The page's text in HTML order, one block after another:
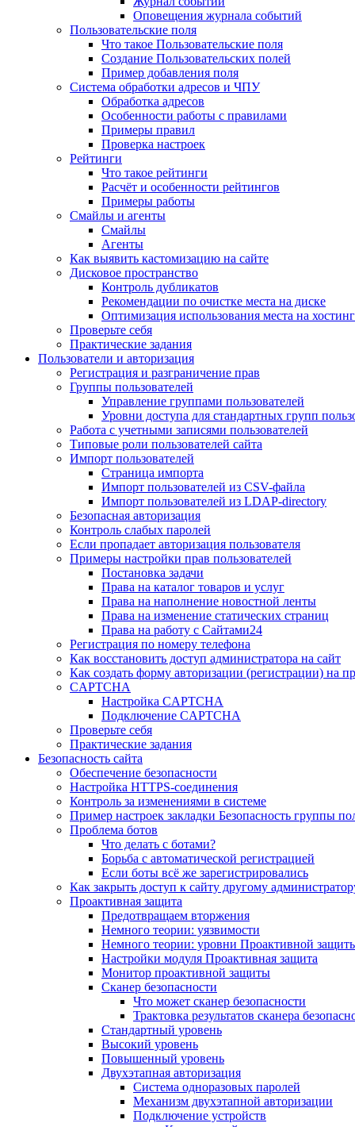
Оповещения журнала событий
Пользовательские поля
Что такое Пользовательские поля
Создание Пользовательских полей
Пример добавления поля
Система обработки адресов и ЧПУ
Обработка адресов
Особенности работы с правилами
Примеры правил
Проверка настроек
Рейтинги
Что такое рейтинги
Расчёт и особенности рейтингов
Примеры работы
Смайлы и агенты
Смайлы
Агенты
Как выявить кастомизацию на сайте
Дисковое пространство
Контроль дубликатов
Рекомендации по очистке места на диске
Оптимизация использования места на
Проверьте себя
Практические задания
Пользователи и авторизация
Регистрация и разграничение прав
Группы пользователей
Управление группами пользователей
Уровни доступа для стандартных групп
Работа с учетными записями пользователей
Типовые роли пользователей сайта
Импорт пользователей
Страница импорта
Импорт пользователей из CSV-файла
Импорт пользователей из LDAP-directory
Безопасная авторизация
Контроль слабых паролей
Если пропадает авторизация пользователя
Примеры настройки прав пользователей
Постановка задачи
Права на каталог товаров и услуг
Права на наполнение новостной ленты
Права на изменение статических страниц
Права на работу с Сайтами24
Регистрация по номеру телефона
Как восстановить доступ администратора на сайт
Как создать форму авторизации (регистрации) на
CAPTCHA
Настройка CAPTCHA
Подключение CAPTCHA
Проверьте себя
Практические задания
Безопасность сайта
Обеспечение безопасности
Настройка HTTPS-соединения
Контроль за изменениями в системе
Пример настроек закладки Безопасность группы
Проблема ботов
Что делать с ботами?
Борьба с автоматической регистрацией
Если боты всё же зарегистрировались
Как закрыть доступ к сайту другому
Проактивная защита
Предотвращаем вторжения
Немного теории: уязвимости
Немного теории: уровни Проактивной
Настройки модуля Проактивная защита
Монитор проактивной защиты
Сканер безопасности
Что может сканер безопасности
Трактовка результатов сканера
Стандартный уровень
Высокий уровень
Повышенный уровень
Двухэтапная авторизация
Система одноразовых паролей
Механизм двухэтапной авторизации
Подключение устройств